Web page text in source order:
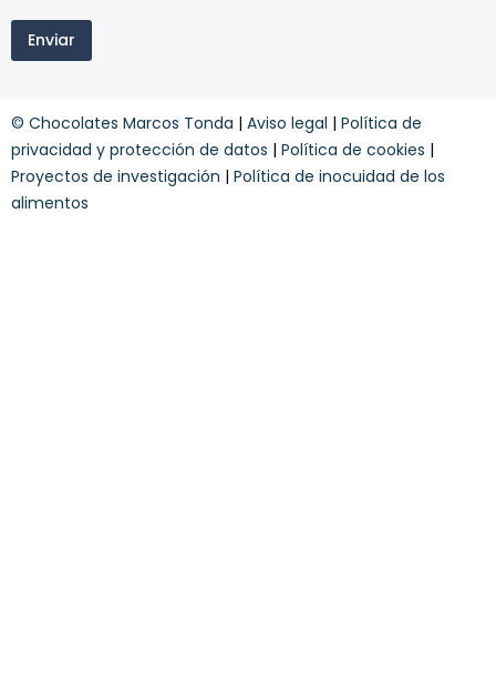
t
a
b
s
u
t
o
n
e
w
i
o
c
o
n
d
i
Enviar
© Chocolates Marcos Tonda | Aviso legal | Política de
privacidad y protección de datos | Política de cookies |
Proyectos de investigación | Política de inocuidad de los
alimentos